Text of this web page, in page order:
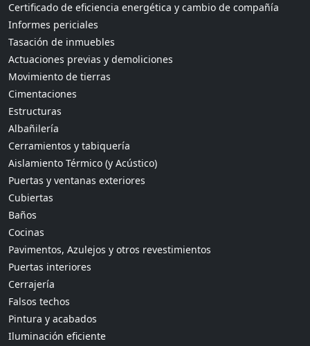
Certificado de eficiencia energética y cambio de compañía
Informes periciales
Tasación de inmuebles
Actuaciones previas y demoliciones
Movimiento de tierras
Cimentaciones
Estructuras
Albañilería
Cerramientos y tabiquería
Aislamiento Térmico (y Acústico)
Puertas y ventanas exteriores
Cubiertas
Baños
Cocinas
Pavimentos, Azulejos y otros revestimientos
Puertas interiores
Cerrajería
Falsos techos
Pintura y acabados
Iluminación eficiente